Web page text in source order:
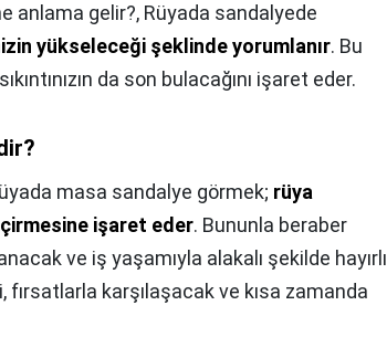
anlama gelir?, Rüyada sandalyede
yükseleceği şeklinde yorumlanır. Bu
da son bulacağını işaret eder.
masa sandalye görmek; rüya
işaret eder. Bununla beraber
ve iş yaşamıyla alakalı şekilde hayırlı
karşılaşacak ve kısa zamanda